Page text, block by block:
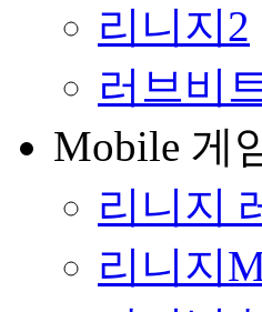
리니지2
러브비
Mobile 게
리니지
리니지